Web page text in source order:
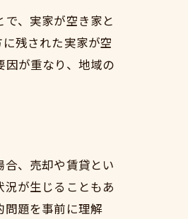
、実家が空き家と
残された実家が空
が重なり、地域の
、売却や賃貸とい
が生じることもあ
問題を事前に理解